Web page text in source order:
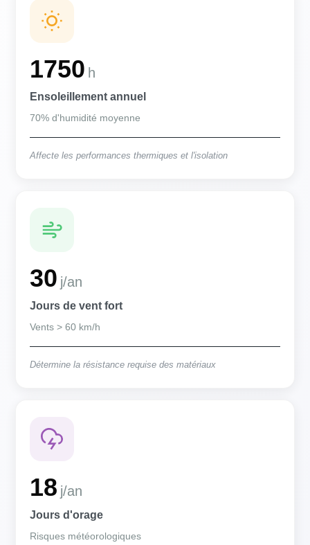
1750 h
Ensoleillement annuel
70% d'humidité moyenne
Affecte les performances thermiques et l'isolation
30 j/an
Jours de vent fort
Vents > 60 km/h
Détermine la résistance requise des matériaux
18 j/an
Jours d'orage
Risques météorologiques